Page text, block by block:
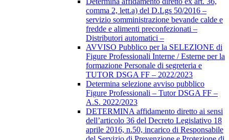
comma 2, lett.a) del D.Lgs 50/2016 –
servizio somministrazione bevande calde e
fredde e alimenti preconfezionati –
Distributori automatici –
AVVISO Pubblico per la SELEZIONE di
Figure Professionali Interne / Esterne per la
formazione Personale di segreteria e
TUTOR DSGA FF – 2022/2023
Determina selezione avviso pubblico
Figure Professionali – Tutor DSGA FF –
A.S. 2022/2023
DETERMINA affidamento diretto ai sensi
dell’articolo 36 del Decreto Legislativo 18
aprile 2016, n.50, incarico di Responsabile